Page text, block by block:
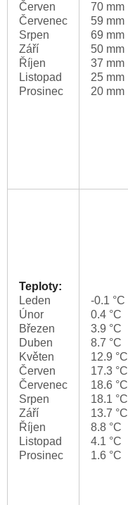
Červen
Červenec
Srpen
Září
Říjen
Listopad
Prosinec
70 mm
59 mm
69 mm
50 mm
37 mm
25 mm
20 mm
Teploty:
Leden
Únor
Březen
Duben
Květen
Červen
Červenec
Srpen
Září
Říjen
Listopad
Prosinec
-0.1 °C
0.4 °C
3.9 °C
8.7 °C
12.9 °C
17.3 °C
18.6 °C
18.1 °C
13.7 °C
8.8 °C
4.1 °C
1.6 °C